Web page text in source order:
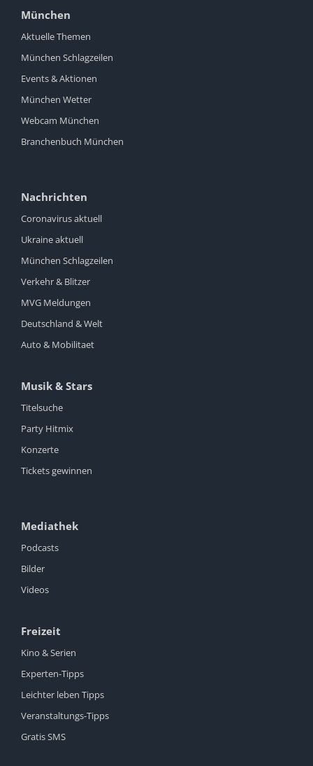
München
Aktuelle Themen
München Schlagzeilen
Events & Aktionen
München Wetter
Webcam München
Branchenbuch München
Nachrichten
Coronavirus aktuell
Ukraine aktuell
München Schlagzeilen
Verkehr & Blitzer
MVG Meldungen
Deutschland & Welt
Auto & Mobilitaet
Musik & Stars
Titelsuche
Party Hitmix
Konzerte
Tickets gewinnen
Mediathek
Podcasts
Bilder
Videos
Freizeit
Kino & Serien
Experten-Tipps
Leichter leben Tipps
Veranstaltungs-Tipps
Gratis SMS